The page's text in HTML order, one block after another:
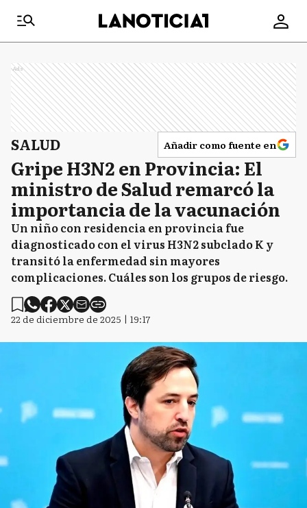
Ads
SALUD Añadir como fuente en
Gripe H3N2 en Provincia: El
ministro de Salud remarcó la
importancia de la vacunación
Un niño con residencia en provincia fue
diagnosticado con el virus H3N2 subclado K y
transitó la enfermedad sin mayores
complicaciones. Cuáles son los grupos de riesgo.
22 de diciembre de 2025 | 19:17